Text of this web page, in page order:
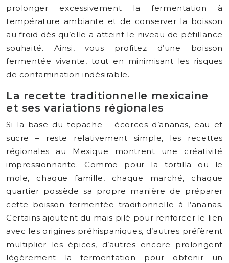
prolonger excessivement la fermentation à
température ambiante et de conserver la boisson
au froid dès qu’elle a atteint le niveau de pétillance
souhaité. Ainsi, vous profitez d’une boisson
fermentée vivante, tout en minimisant les risques
de contamination indésirable.
La recette traditionnelle mexicaine
et ses variations régionales
Si la base du tepache – écorces d’ananas, eau et
sucre – reste relativement simple, les recettes
régionales au Mexique montrent une créativité
impressionnante. Comme pour la tortilla ou le
mole, chaque famille, chaque marché, chaque
quartier possède sa propre manière de préparer
cette boisson fermentée traditionnelle à l’ananas.
Certains ajoutent du maïs pilé pour renforcer le lien
avec les origines préhispaniques, d’autres préfèrent
multiplier les épices, d’autres encore prolongent
légèrement la fermentation pour obtenir un